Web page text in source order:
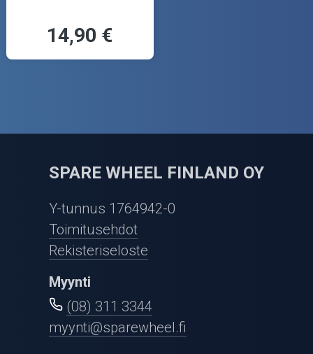
14,90 €
SPARE WHEEL FINLAND OY
Y-tunnus 1764942-0
Toimitusehdot
Rekisteriseloste
Myynti
(08) 311 3344
myynti@sparewheel.fi